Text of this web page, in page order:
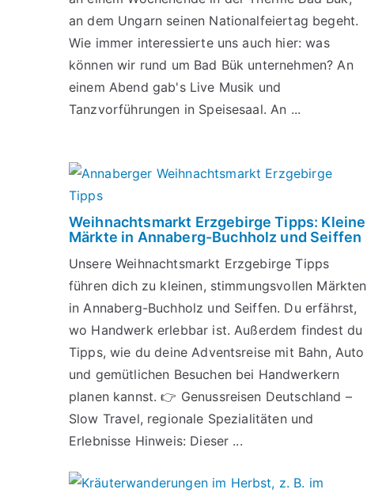
an dem Ungarn seinen Nationalfeiertag begeht.
Wie immer interessierte uns auch hier: was
können wir rund um Bad Bük unternehmen? An
einem Abend gab's Live Musik und
Tanzvorführungen in Speisesaal. An ...
Weihnachtsmarkt Erzgebirge Tipps: Kleine
Märkte in Annaberg-Buchholz und Seiffen
Unsere Weihnachtsmarkt Erzgebirge Tipps
führen dich zu kleinen, stimmungsvollen Märkten
in Annaberg-Buchholz und Seiffen. Du erfährst,
wo Handwerk erlebbar ist. Außerdem findest du
Tipps, wie du deine Adventsreise mit Bahn, Auto
und gemütlichen Besuchen bei Handwerkern
planen kannst. 👉 Genussreisen Deutschland –
Slow Travel, regionale Spezialitäten und
Erlebnisse Hinweis: Dieser ...